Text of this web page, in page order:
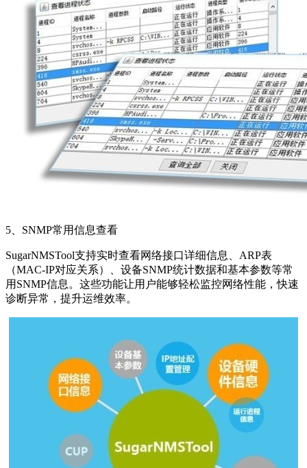
5、SNMP常用信息查看
SugarNMSTool支持实时查看网络接口详细信息、ARP表
（MAC-IP对应关系）、设备SNMP统计数据和基本参数等常
用SNMP信息。这些功能让用户能够轻松监控网络性能，快速
诊断异常，提升运维效率。